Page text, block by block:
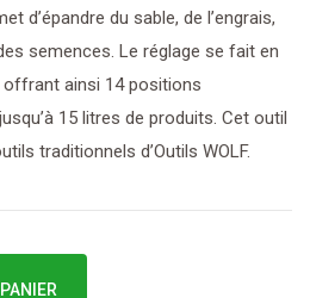
d’épandre du sable, de l’engrais,
semences. Le réglage se fait en
ainsi 14 positions
15 litres de produits. Cet outil
traditionnels d’Outils WOLF.